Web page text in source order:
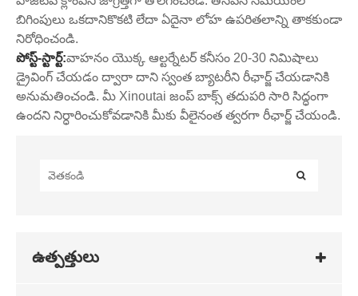
బిగింపులు ఒకదానికొకటి లేదా ఏదైనా లోహ ఉపరితలాన్ని తాకకుండా
నిరోధించండి.
పోస్ట్-స్టార్ట్:వాహనం యొక్క ఆల్టర్నేటర్ కనీసం 20-30 నిమిషాలు
డ్రైవింగ్ చేయడం ద్వారా దాని స్వంత బ్యాటరీని రీఛార్జ్ చేయడానికి
అనుమతించండి. మీ Xinoutai జంప్ బాక్స్ తదుపరి సారి సిద్ధంగా
ఉందని నిర్ధారించుకోవడానికి మీకు వీలైనంత త్వరగా రీఛార్జ్ చేయండి.
ఉత్పత్తులు